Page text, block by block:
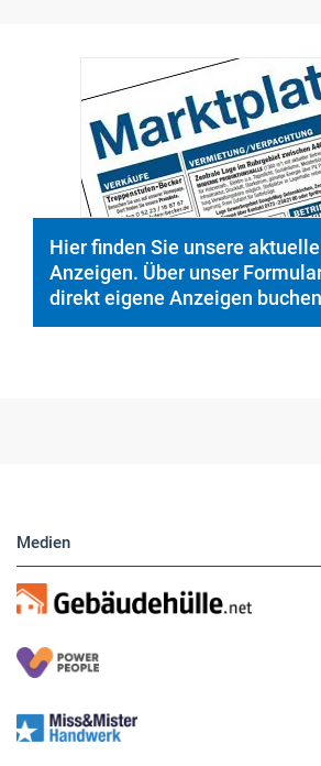
Hier finden Sie unsere
Anzeigen. Über unser
direkt eigene Anzeigen
Medien